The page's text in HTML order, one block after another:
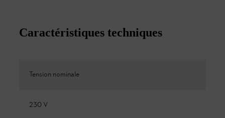
Caractéristiques techniques
Tension nominale
230 V